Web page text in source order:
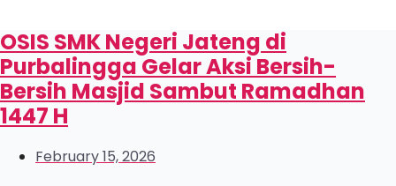
OSIS SMK Negeri Jateng di
Purbalingga Gelar Aksi Bersih-
Bersih Masjid Sambut Ramadhan
1447 H
February 15, 2026